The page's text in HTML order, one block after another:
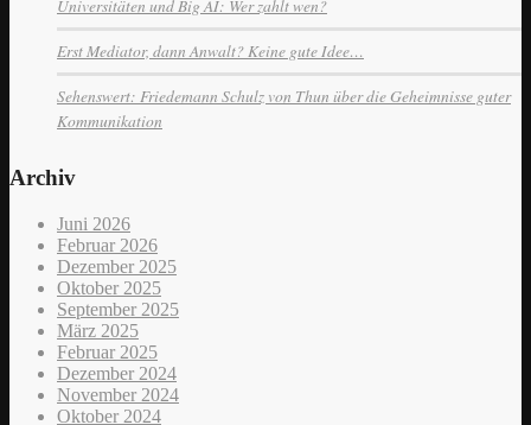
Universitäten und Big AI: Wer zahlt wen?
Erst Mediator, dann Anwalt? Keine gute Idee…
Sehenswert: Friedemann Schulz von Thun über die Geheimnisse guter
Kommunikation
Archiv
Juni 2026
Februar 2026
Dezember 2025
Oktober 2025
September 2025
März 2025
Februar 2025
Dezember 2024
November 2024
Oktober 2024